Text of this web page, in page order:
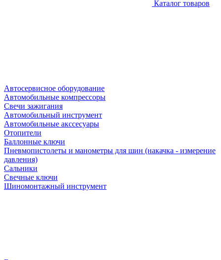
Каталог товаров
Автосервисное оборудование
Автомобильные компрессоры
Свечи зажигания
Автомобильный инструмент
Автомобильные акссесуары
Отопители
Баллонные ключи
Пневмопистолеты и манометры для шин (накачка - измерение
давления)
Сальники
Свечные ключи
Шиномонтажный инструмент